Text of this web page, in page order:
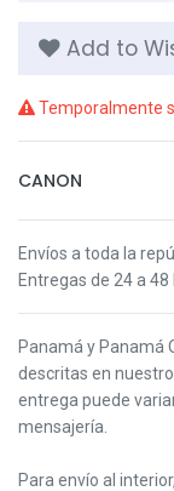
Add to
Temporalmente
CANON
Envíos a toda la
Entregas de 24 a 48
Panamá y Panamá
descritas en
entrega puede
mensajería.
Para envío al